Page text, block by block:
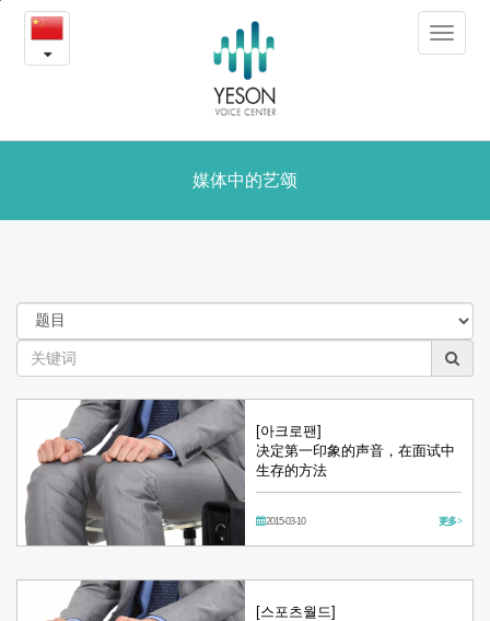
媒
体
的
颂
Toggle
媒体中的艺颂
[아크로팬]
决定第一印象的声音，在面试中
生存的方法
2015-03-10 更多 >
[스포츠월드]